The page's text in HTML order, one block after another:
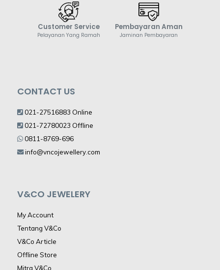
Customer Service
Pelayanan Yang Ramah
Pembayaran Aman
Jaminan Pembayaran
V&CO JEWELERY
My Account
Tentang V&Co
V&Co Article
Offline Store
Mitra V&Co
CONTACT US
021-27516883 Online
021-72780023 Offline
0811-8769-696
info@vncojewellery.com